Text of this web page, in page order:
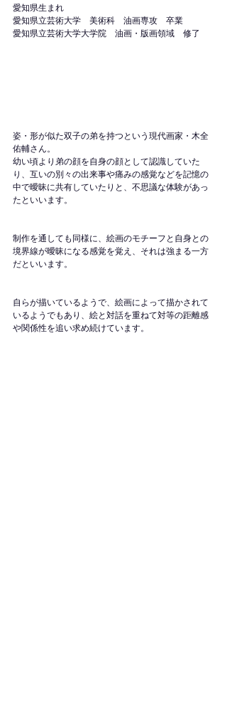
愛知県生まれ
愛知県立芸術大学　美術科　油画専攻　卒業
愛知県立芸術大学大学院　油画・版画領域　修了
姿・形が似た双子の弟を持つという現代画家・木全
佑輔さん。
幼い頃より弟の顔を自身の顔として認識していた
り、互いの別々の出来事や痛みの感覚などを記憶の
中で曖昧に共有していたりと、不思議な体験があっ
たといいます。
制作を通しても同様に、絵画のモチーフと自身との
境界線が曖昧になる感覚を覚え、それは強まる一方
だといいます。
自らが描いているようで、絵画によって描かされて
いるようでもあり、絵と対話を重ねて対等の距離感
や関係性を追い求め続けています。